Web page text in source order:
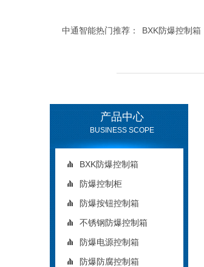
中通智能热门推荐： BXK防爆控制箱
产品中心
BUSINESS SCOPE
BXK防爆控制箱
防爆控制柜
防爆按钮控制箱
不锈钢防爆控制箱
防爆电源控制箱
防爆防腐控制箱